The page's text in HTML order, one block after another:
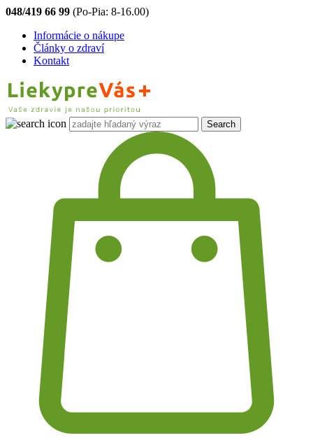
048/419 66 99 (Po-Pia: 8-16.00)
Informácie o nákupe
Články o zdraví
Kontakt